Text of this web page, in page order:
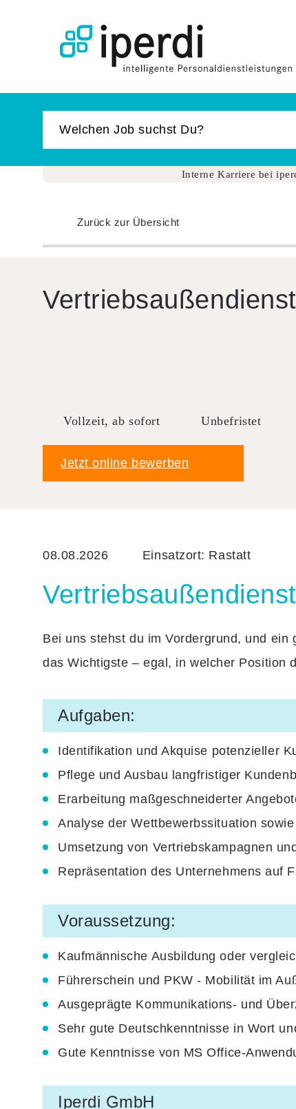
Interne Karriere bei
Zurück zur Übersicht
Vollzeit, ab sofort Unbefristet
Jetzt online bewerben
08.08.2026 Einsatzort: Rastatt
Bei uns stehst du im Vordergrund, und
das Wichtigste – egal, in welcher Position
Aufgaben:
Identifikation und Akquise potenzieller
Pflege und Ausbau langfristiger
Erarbeitung maßgeschneiderter
Analyse der Wettbewerbssituation
Umsetzung von Vertriebskampagnen
Repräsentation des Unternehmens auf
Voraussetzung:
Kaufmännische Ausbildung oder
Führerschein und PKW - Mobilität im
Ausgeprägte Kommunikations- und
Sehr gute Deutschkenntnisse in Wort
Gute Kenntnisse von MS Office-
Iperdi GmbH
Bewerber
Über iperdi
Impressum
Datenschutz
AGB